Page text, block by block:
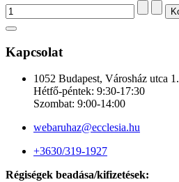
Kapcsolat
1052 Budapest, Városház utca 1.
Hétfő-péntek: 9:30-17:30
Szombat: 9:00-14:00
webaruhaz@ecclesia.hu
+3630/319-1927
Régiségek beadása/kifizetések: